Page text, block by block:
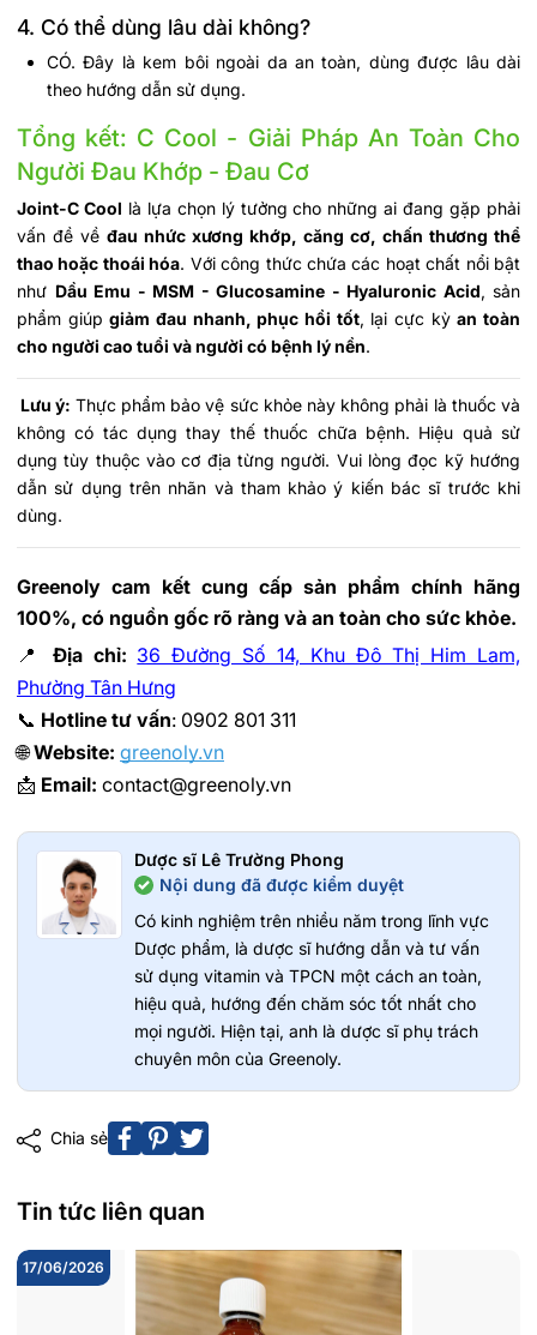
4. Có thể dùng lâu dài không?
CÓ. Đây là kem bôi ngoài da an toàn, dùng được lâu dài
theo hướng dẫn sử dụng.
Tổng kết: C Cool - Giải Pháp An Toàn Cho
Người Đau Khớp - Đau Cơ
Joint-C Cool là lựa chọn lý tưởng cho những ai đang gặp phải
vấn đề về đau nhức xương khớp, căng cơ, chấn thương thể
thao hoặc thoái hóa. Với công thức chứa các hoạt chất nổi bật
như Dầu Emu - MSM - Glucosamine - Hyaluronic Acid, sản
phẩm giúpgiảm đau nhanh, phục hồi tốt, lại cực kỳan toàn
cho người cao tuổi và người có bệnh lý nền.
Lưu ý: Thực phẩm bảo vệ sức khỏe này không phải là thuốc và
không có tác dụng thay thế thuốc chữa bệnh. Hiệu quả sử
dụng tùy thuộc vào cơ địa từng người. Vui lòng đọc kỹ hướng
dẫn sử dụng trên nhãn và tham khảo ý kiến bác sĩ trước khi
dùng.
Greenoly cam kết cung cấp sản phẩm chính hãng
100%, có nguồn gốc rõ ràng và an toàn cho sức khỏe.
📍
Địa chỉ: 36 Đường Số 14, Khu Đô Thị Him Lam,
Phường Tân Hưng
📞 Hotline tư vấn: 0902 801 311
🌐Website: greenoly.vn
📩 Email: contact@greenoly.vn
Dược sĩ Lê Trường Phong
Nội dung đã được kiểm duyệt
Có kinh nghiệm trên nhiều năm trong lĩnh vực
Dược phẩm, là dược sĩ hướng dẫn và tư vấn
sử dụng vitamin và TPCN một cách an toàn,
hiệu quả, hướng đến chăm sóc tốt nhất cho
mọi người. Hiện tại, anh là dược sĩ phụ trách
chuyên môn của Greenoly.
Chia sẻ
Tin tức liên quan
17/06/2026